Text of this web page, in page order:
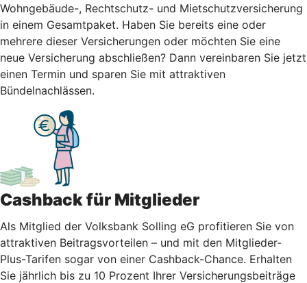
Wohngebäude-, Rechtschutz- und Mietschutzversicherung
in einem Gesamtpaket. Haben Sie bereits eine oder
mehrere dieser Versicherungen oder möchten Sie eine
neue Versicherung abschließen? Dann vereinbaren Sie jetzt
einen Termin und sparen Sie mit attraktiven
Bündelnachlässen.
Cashback für Mitglieder
Als Mitglied der Volksbank Solling eG profitieren Sie von
attraktiven Beitragsvorteilen – und mit den Mitglieder-
Plus-Tarifen sogar von einer Cashback-Chance. Erhalten
Sie jährlich bis zu 10 Prozent Ihrer Versicherungsbeiträge